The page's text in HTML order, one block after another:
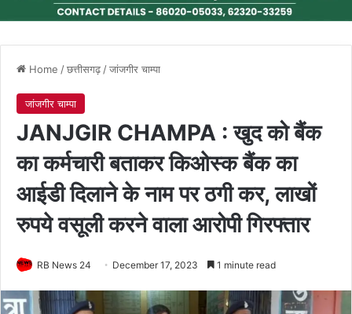
Home /छत्तीसगढ़/जांजगीर चाम्पा
जांजगीर चाम्पा
JANJGIR CHAMPA : खुद को बैंक
का कर्मचारी बताकर किओस्क बैंक का
आईडी दिलाने के नाम पर ठगी कर, लाखों
रुपये वसूली करने वाला आरोपी गिरफ्तार
RB News 24 December 17, 2023 1 minute read